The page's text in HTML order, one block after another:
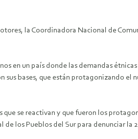
la Coordinadora Nacional de
en un país donde las demandas
sus bases, que están protagonizando el
se reactivan y que fueron los
los Pueblos del Sur para denunciar la